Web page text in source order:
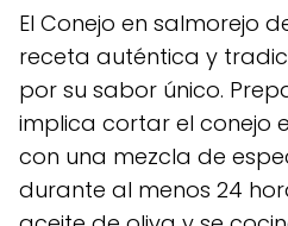
El Conejo en salmorejo
receta auténtica y
por su sabor único.
implica cortar el conejo
con una mezcla de
durante al menos 24